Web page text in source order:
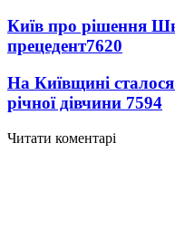
Київ про рішення
прецедент7620
На Київщині
річної дівчини 7594
Читати коментарі